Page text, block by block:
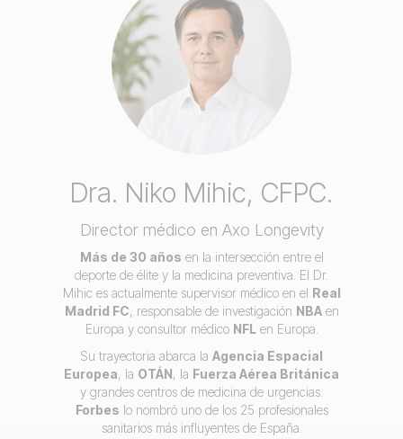
Dra. Niko Mihic, CFPC.
Director médico en Axo Longevity
Más de 30 años en la intersección entre el
deporte de élite y la medicina preventiva. El Dr.
Mihic es actualmente supervisor médico en el Real
Madrid FC, responsable de investigación NBAen
Europa y consultor médico NFLen Europa.
Su trayectoria abarca la Agencia Espacial
Europea, la OTÁN, la Fuerza Aérea Británica
y grandes centros de medicina de urgencias.
Forbes lo nombró uno de los 25 profesionales
sanitarios más influyentes de España.